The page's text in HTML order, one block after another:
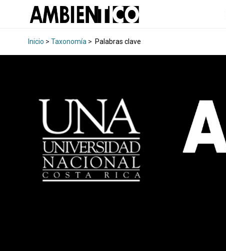
Inicio > Taxonomía > Palabras clave